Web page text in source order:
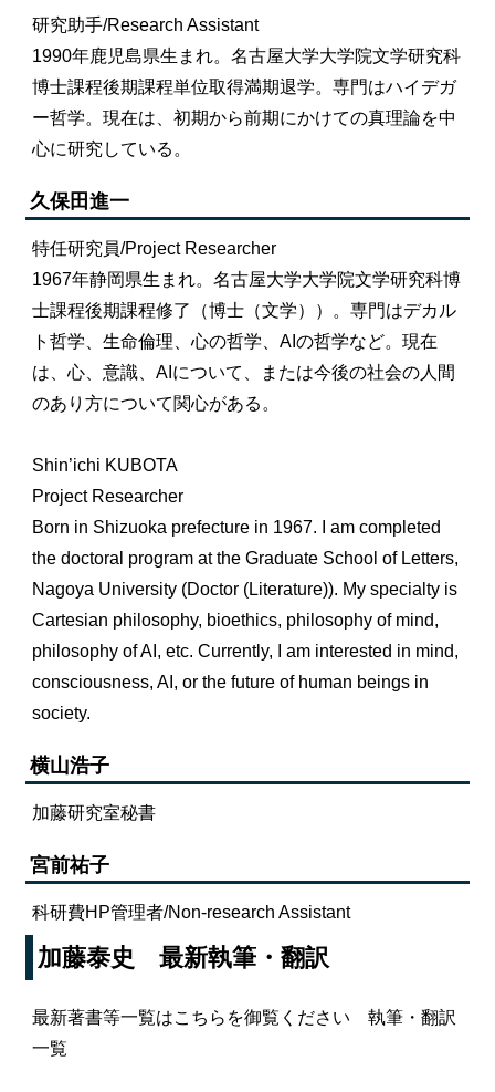
研究助手/Research Assistant
1990年鹿児島県生まれ。名古屋大学大学院文学研究科
博士課程後期課程単位取得満期退学。専門はハイデガ
ー哲学。現在は、初期から前期にかけての真理論を中
心に研究している。
久保田進一
特任研究員/Project Researcher
1967年静岡県生まれ。名古屋大学大学院文学研究科博
士課程後期課程修了（博士（文学））。専門はデカル
ト哲学、生命倫理、心の哲学、AIの哲学など。現在
は、心、意識、AIについて、または今後の社会の人間
のあり方について関心がある。
Shin’ichi KUBOTA
Project Researcher
Born in Shizuoka prefecture in 1967. I am completed
the doctoral program at the Graduate School of Letters,
Nagoya University (Doctor (Literature)). My specialty is
Cartesian philosophy, bioethics, philosophy of mind,
philosophy of AI, etc. Currently, I am interested in mind,
consciousness, AI, or the future of human beings in
society.
横山浩子
加藤研究室秘書
宮前祐子
科研費HP管理者/Non-research Assistant
加藤泰史 最新執筆・翻訳
最新著書等一覧はこちらを御覧ください執筆・翻訳
一覧